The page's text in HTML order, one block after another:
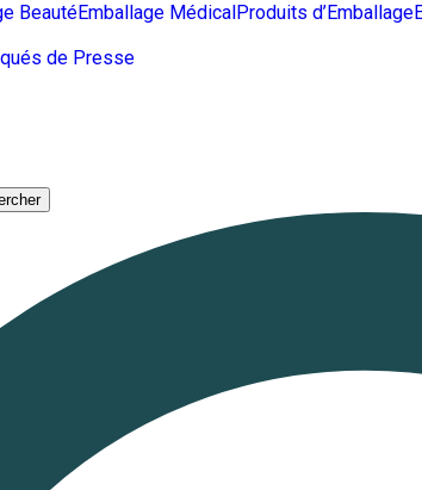
BeautéEmballage MédicalProduits d’Emballage
de Presse